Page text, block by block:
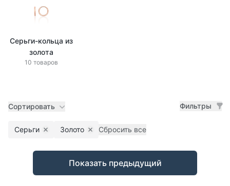
Серьги-кольца из
золота
10 товаров
Сортировать Фильтры
Серьги Remove filter
Золото Remove filter
Сбросить все
Товары
Показать предыдущий